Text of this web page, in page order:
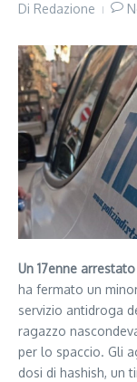
Di Redazione
Un 17enne
ha fermato un
servizio antidroga
ragazzo
per lo spaccio. Gli
dosi di hashish, un